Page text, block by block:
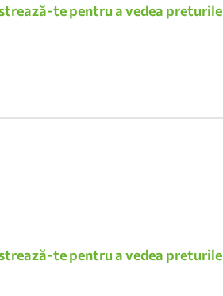
te pentru a vedea preturile
te pentru a vedea preturile